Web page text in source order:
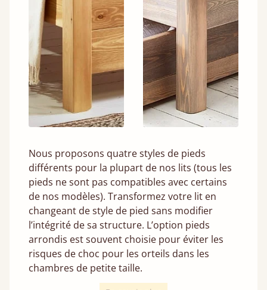
Nous proposons quatre styles de pieds
différents pour la plupart de nos lits (tous les
pieds ne sont pas compatibles avec certains
de nos modèles). Transformez votre lit en
changeant de style de pied sans modifier
l’intégrité de sa structure. L’option pieds
arrondis est souvent choisie pour éviter les
risques de choc pour les orteils dans les
chambres de petite taille.